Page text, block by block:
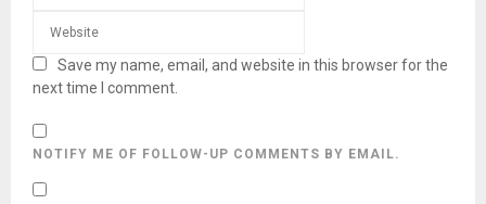
Save my name, email, and website in this browser for the
next time I comment.
NOTIFY ME OF FOLLOW-UP COMMENTS BY EMAIL.